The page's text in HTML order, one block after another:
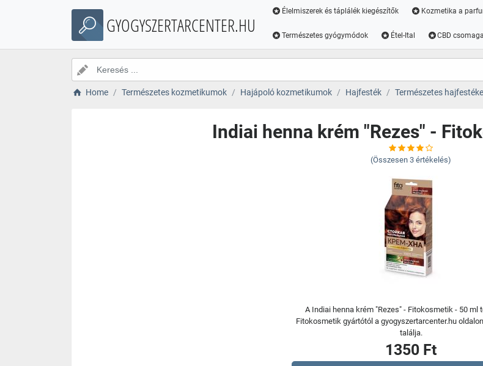
GYOGYSZERTARCENTER.HU
Élelmiszerek és táplálék kiegészítők Kozmetika a
Természetes gyógymódok Étel-Ital CBD
Home Természetes kozmetikumok Hajápoló kozmetikumok Hajfesték Természetes
Indiai henna krém "Rezes" -
(Összesen 3 értékelés)
A Indiai henna krém "Rezes" - Fitokosmetik - 50 ml
Fitokosmetik gyártótól a gyogyszertarcenter.hu
találja.
1350 Ft